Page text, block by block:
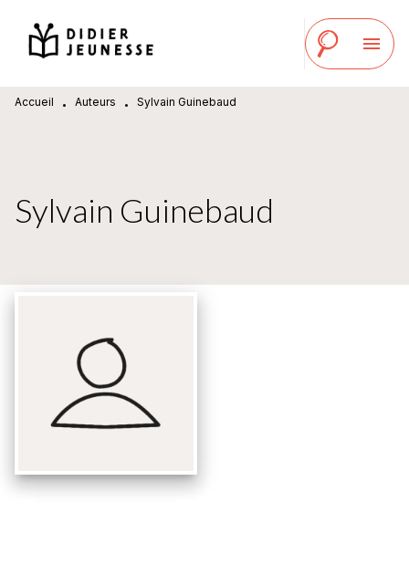
MENU RECHERCHE
PIED DE PAGE
menu
Accueil • Auteurs • Sylvain Guinebaud
Sylvain Guinebaud